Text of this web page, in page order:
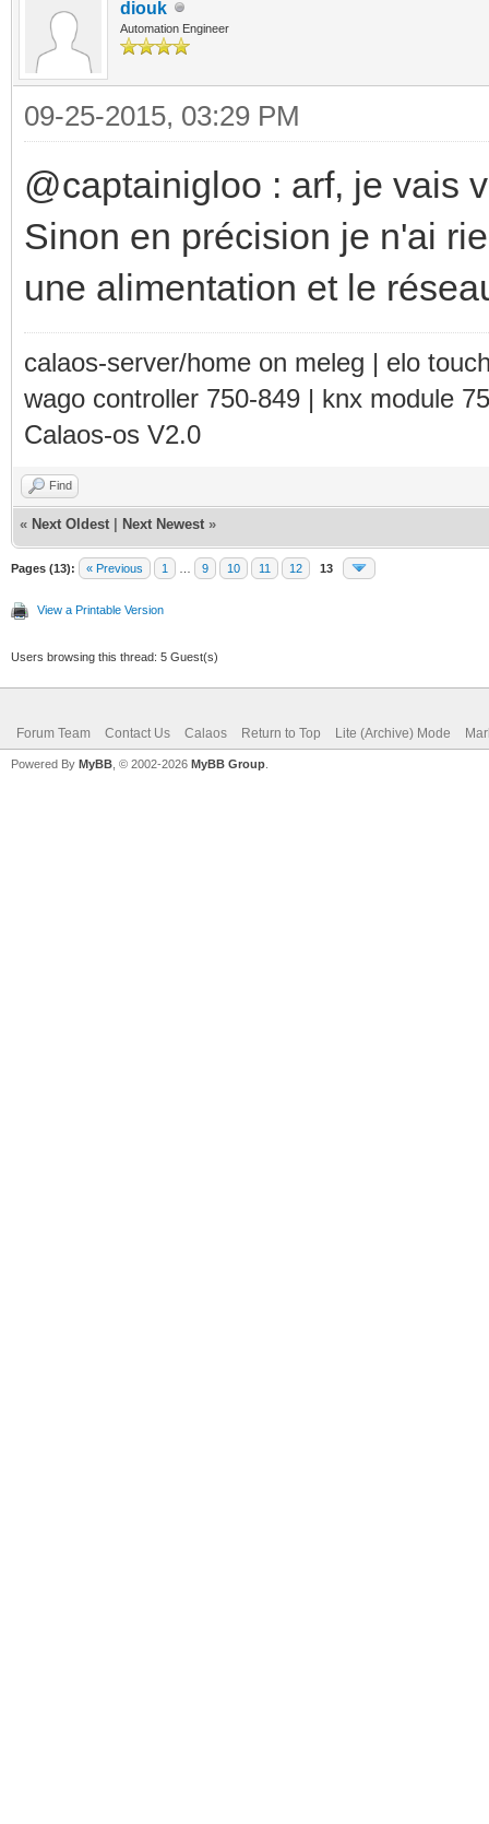
diouk
Automation Engineer
09-25-2015, 03:29 PM
@captainigloo : arf, je vais
Sinon en précision je n'ai
une alimentation et le
calaos-server/home on meleg | elo
wago controller 750-849 | knx module
Calaos-os V2.0
Find
« Next Oldest Next Newest »
Pages (13): « Previous 1 9 10 11 12 13
View a Printable Version
Users browsing this thread: 5 Guest(s)
Forum Team Contact Us Calaos Return to Top Lite (Archive) Mode
Powered By MyBB , © 2002-2026 MyBB Group